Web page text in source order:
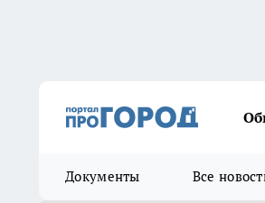
Документы Все